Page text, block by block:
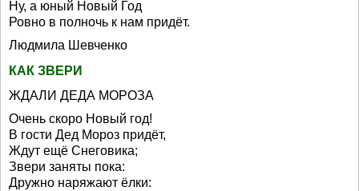
Ну, а юный Новый Год
Ровно в полночь к нам придёт.
Людмила Шевченко
КАК ЗВЕРИ
ЖДАЛИ ДЕДА МОРОЗА
Очень скоро Новый год!
В гости Дед Мороз придёт,
Ждут ещё Снеговика;
Звери заняты пока:
Дружно наряжают ёлки: